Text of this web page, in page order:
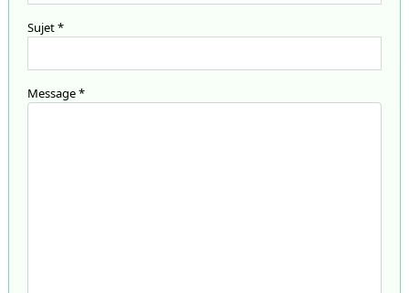
Sujet*
Message*